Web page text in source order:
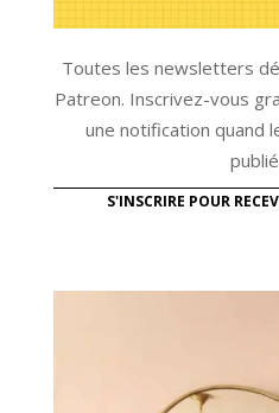
Toutes les newsletters
Patreon. Inscrivez-vous
une notification quand
S'INSCRIRE POUR